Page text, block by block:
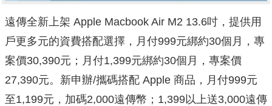
遠傳全新上架 Apple Macbook Air M2 13.6吋，提供用
戶更多元的資費搭配選擇，月付999元綁約30個月，專
案價30,390元；月付1,399元綁約30個月， 專案價
27,390元。新申辦/攜碼搭配 Apple 商品，月付999元
至1,199元，加碼2,000遠傳幣；1,399以上送3,000遠傳